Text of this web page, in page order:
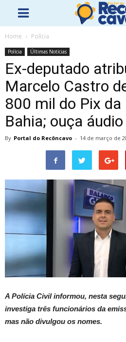
Home Polícia
Polícia Últimas Notícias
Ex-deputado
Marcelo Castro
800 mil do Pix da
Bahia; ouça áudio
By Portal do Recôncavo - 14 de março de
A Polícia Civil informou, nesta
investiga três funcionários da
mas não divulgou os nomes.